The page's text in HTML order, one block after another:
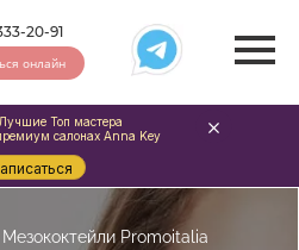
20-91
онлайн
Мезококтейли Promoitalia
Топ мастера
салонах Anna Key